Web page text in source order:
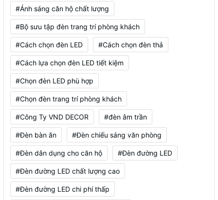
#Ánh sáng căn hộ chất lượng
#Bộ sưu tập đèn trang trí phòng khách
#Cách chọn đèn LED #Cách chọn đèn thả
#Cách lựa chọn đèn LED tiết kiệm
#Chọn đèn LED phù hợp
#Chọn đèn trang trí phòng khách
#Công Ty VND DECOR #đèn âm trần
#Đèn bàn ăn #Đèn chiếu sáng văn phòng
#Đèn dân dụng cho căn hộ #Đèn đường LED
#Đèn đường LED chất lượng cao
#Đèn đường LED chi phí thấp